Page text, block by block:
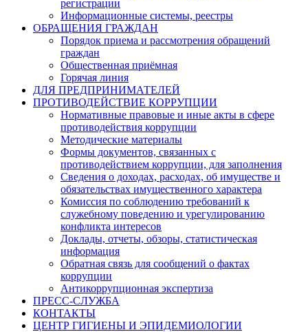
регистрации
Информационные системы, реестры
ОБРАЩЕНИЯ ГРАЖДАН
Порядок приема и рассмотрения обращений
граждан
Общественная приёмная
Горячая линия
ДЛЯ ПРЕДПРИНИМАТЕЛЕЙ
ПРОТИВОДЕЙСТВИЕ КОРРУПЦИИ
Нормативные правовые и иные акты в сфере
противодействия коррупции
Методические материалы
Формы документов, связанных с
противодействием коррупции, для заполнения
Сведения о доходах, расходах, об имуществе и
обязательствах имущественного характера
Комиссия по соблюдению требований к
служебному поведению и урегулированию
конфликта интересов
Доклады, отчеты, обзоры, статистическая
информация
Обратная связь для сообщений о фактах
коррупции
Антикоррупционная экспертиза
ПРЕСС-СЛУЖБА
КОНТАКТЫ
ЦЕНТР ГИГИЕНЫ И ЭПИДЕМИОЛОГИИ